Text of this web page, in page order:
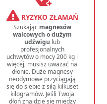
RYZYKO ZŁAMAŃ
Szukając magnesów
walcowych o dużym
udźwigu lub
profesjonalnych
uchwytów o mocy 200 kg i
więcej, musisz uważać na
dłonie. Duże magnesy
neodymowe przyciągają
się do siebie z siłą kilkuset
kilogramów. Jeśli Twoja
dłoń znajdzie się między